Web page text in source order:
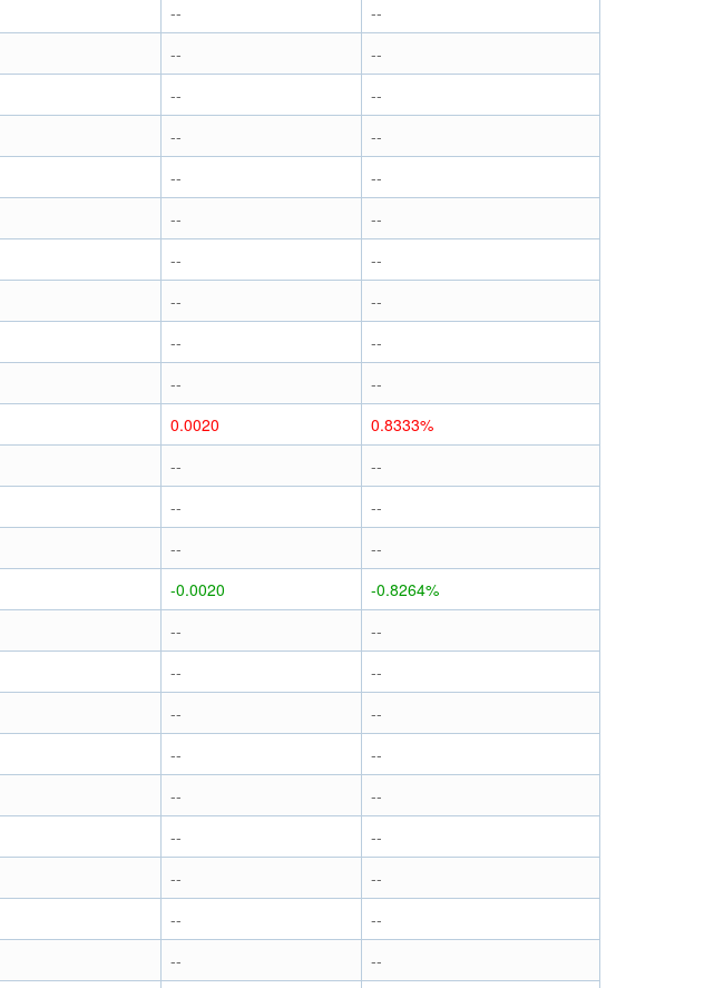
--
--
--
--
--
--
--
--
--
--
--
--
--
--
--
--
--
--
--
--
0.0020
0.8333%
--
--
--
--
--
--
-0.0020
-0.8264%
--
--
--
--
--
--
--
--
--
--
--
--
--
--
--
--
--
--